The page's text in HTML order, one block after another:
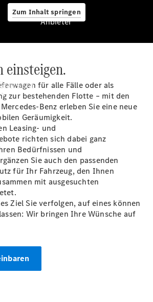
Zum Inhalt springen
Startseite
Ansprechpartner
vereinbaren
+49
Anbieter
einsteigen.
für alle Fälle oder als
zur bestehenden Flotte – mit den
Benz erleben Sie eine neue
Geräumigkeit.
Leasing- und
richten sich dabei ganz
Bedürfnissen und
Sie auch den passenden
für Ihr Fahrzeug, den Ihnen
mit ausgesuchten
Ziel Sie verfolgen, auf eines können
Wir bringen Ihre Wünsche auf